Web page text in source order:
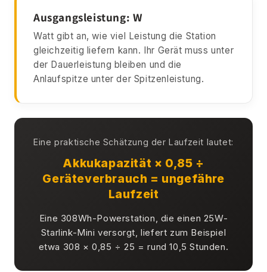
Ausgangsleistung: W
Watt gibt an, wie viel Leistung die Station
gleichzeitig liefern kann. Ihr Gerät muss unter
der Dauerleistung bleiben und die
Anlaufspitze unter der Spitzenleistung.
Eine praktische Schätzung der Laufzeit lautet:
Akkukapazität × 0,85 ÷
Geräteverbrauch = ungefähre
Laufzeit
Eine 308Wh-Powerstation, die einen 25W-
Starlink-Mini versorgt, liefert zum Beispiel
etwa 308 × 0,85 ÷ 25 = rund 10,5 Stunden.